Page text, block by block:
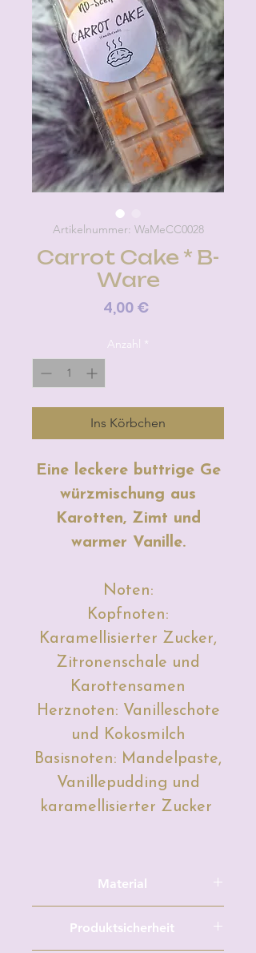
Artikelnummer: WaMeCC0028
Carrot Cake * B-
Ware
4,00 €Preis
Anzahl *
Ins Körbchen
Eine leckere buttrige Ge
würzmischung aus
Karotten, Zimt und
warmer Vanille.
Noten:
Kopfnoten:
Karamellisierter Zucker,
Zitronenschale und
Karottensamen
Herznoten: Vanilleschote
und Kokosmilch
Basisnoten: Mandelpaste,
Vanillepudding und
karamellisierter Zucker
Material
Pulver, flüssige Kerzenfarbe, feste
Produktsicherheit